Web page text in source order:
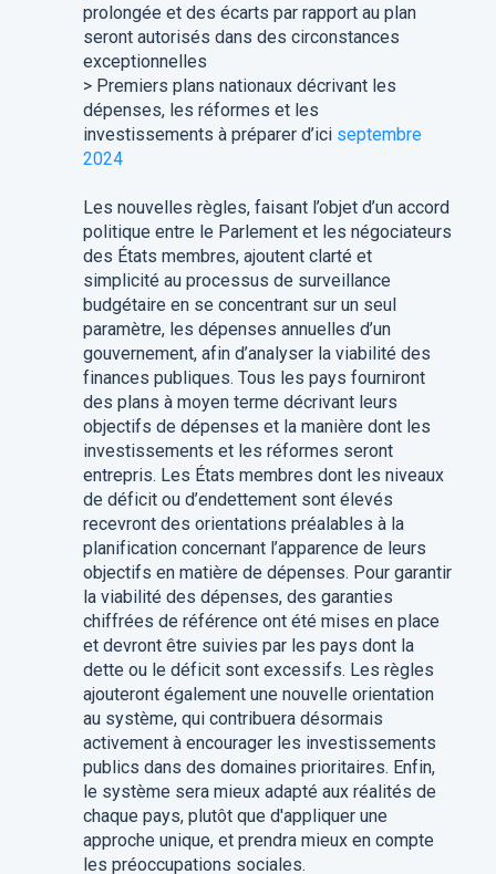
prolongée et des écarts par rapport au plan
seront autorisés dans des circonstances
exceptionnelles
> Premiers plans nationaux décrivant les
dépenses, les réformes et les
investissements à préparer d’ici septembre
2024
Les nouvelles règles, faisant l’objet d’un accord
politique entre le Parlement et les négociateurs
des États membres, ajoutent clarté et
simplicité au processus de surveillance
budgétaire en se concentrant sur un seul
paramètre, les dépenses annuelles d’un
gouvernement, afin d’analyser la viabilité des
finances publiques. Tous les pays fourniront
des plans à moyen terme décrivant leurs
objectifs de dépenses et la manière dont les
investissements et les réformes seront
entrepris. Les États membres dont les niveaux
de déficit ou d’endettement sont élevés
recevront des orientations préalables à la
planification concernant l’apparence de leurs
objectifs en matière de dépenses. Pour garantir
la viabilité des dépenses, des garanties
chiffrées de référence ont été mises en place
et devront être suivies par les pays dont la
dette ou le déficit sont excessifs. Les règles
ajouteront également une nouvelle orientation
au système, qui contribuera désormais
activement à encourager les investissements
publics dans des domaines prioritaires. Enfin,
le système sera mieux adapté aux réalités de
chaque pays, plutôt que d'appliquer une
approche unique, et prendra mieux en compte
les préoccupations sociales.